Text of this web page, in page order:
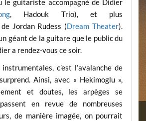
le guitariste accompagné de Didier
, Hadouk Trio), et plus
Jordan Rudess (Dream Theater).
géant de la guitare que le public du
a rendez-vous ce soir.
c’est l’avalanche de
Ainsi, avec « Hekimoglu »,
et doutes, les arpèges se
en revue de nombreuses
de manière imagée, on pourrait